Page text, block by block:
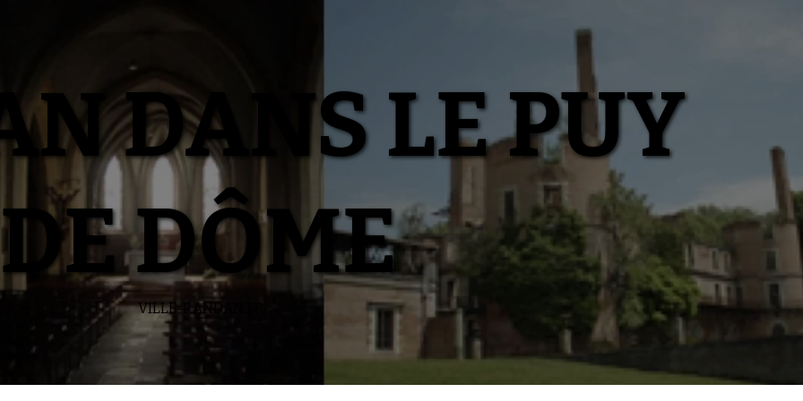
DANS LE PUY
DE DÔME
VILLE-RANDAN.FR